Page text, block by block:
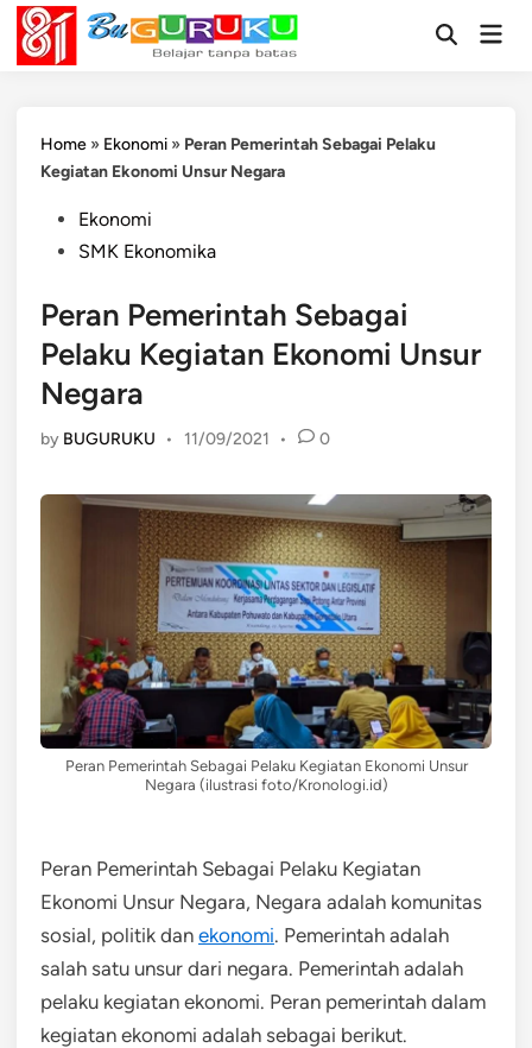
Skip
content
OpenMain
Home » Ekonomi » Peran Pemerintah Sebagai Pelaku
Kegiatan Ekonomi Unsur Negara
PostedEkonomi
SMK Ekonomika
Peran Pemerintah Sebagai
Pelaku Kegiatan Ekonomi Unsur
Negara
by BUGURUKU • 11/09/2021 • 0
Peran Pemerintah Sebagai Pelaku Kegiatan Ekonomi Unsur
Negara (ilustrasi foto/Kronologi.id)
Peran Pemerintah Sebagai Pelaku Kegiatan
Ekonomi Unsur Negara, Negara adalah komunitas
sosial, politik dan ekonomi. Pemerintah adalah
salah satu unsur dari negara. Pemerintah adalah
pelaku kegiatan ekonomi. Peran pemerintah dalam
kegiatan ekonomi adalah sebagai berikut.